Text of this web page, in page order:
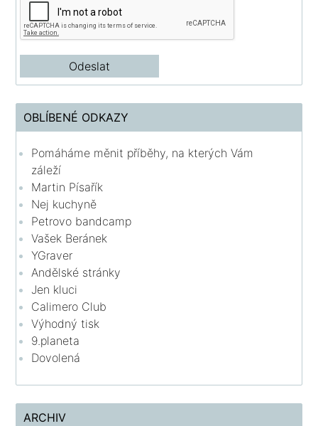
OBLÍBENÉ ODKAZY
Pomáháme měnit příběhy, na kterých Vám
záleží
Martin Písařík
Nej kuchyně
Petrovo bandcamp
Vašek Beránek
YGraver
Andělské stránky
Jen kluci
Calimero Club
Výhodný tisk
9.planeta
Dovolená
ARCHIV